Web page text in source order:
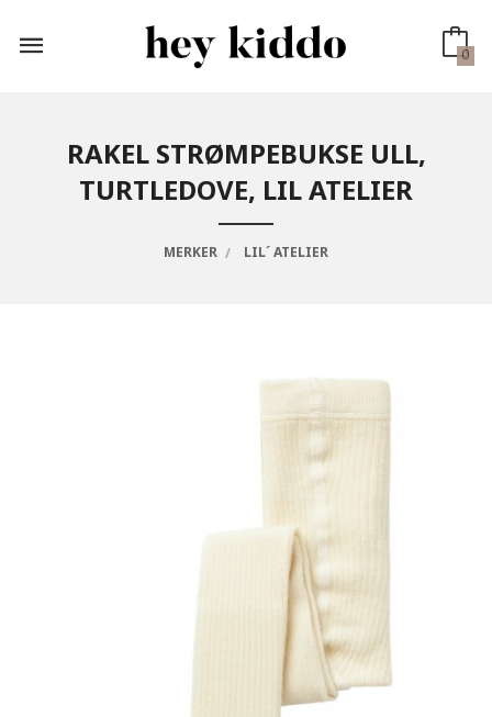
innholdet
0
RAKEL STRØMPEBUKSE ULL,
TURTLEDOVE, LIL ATELIER
MERKER LIL´ ATELIER